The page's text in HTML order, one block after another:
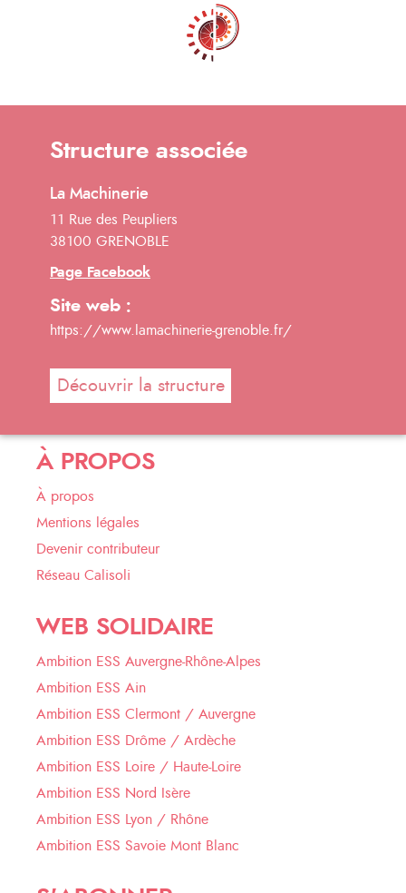
Structure associée
La Machinerie
11 Rue des Peupliers
38100 GRENOBLE
Page Facebook
Site web :
https://www.lamachinerie-grenoble.fr/
Découvrir la structure
À PROPOS
À propos
Mentions légales
Devenir contributeur
Réseau Calisoli
WEB SOLIDAIRE
Ambition ESS Auvergne-Rhône-Alpes
Ambition ESS Ain
Ambition ESS Clermont / Auvergne
Ambition ESS Drôme / Ardèche
Ambition ESS Loire / Haute-Loire
Ambition ESS Nord Isère
Ambition ESS Lyon / Rhône
Ambition ESS Savoie Mont Blanc